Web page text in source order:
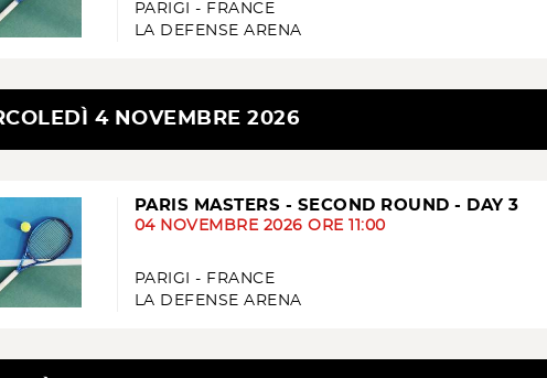
PARIGI - FRANCE
LA DEFENSE ARENA
4 NOVEMBRE 2026
PARIS MASTERS - SECOND ROUND - DAY 3
04 NOVEMBRE 2026 ORE 11:00
PARIGI - FRANCE
LA DEFENSE ARENA